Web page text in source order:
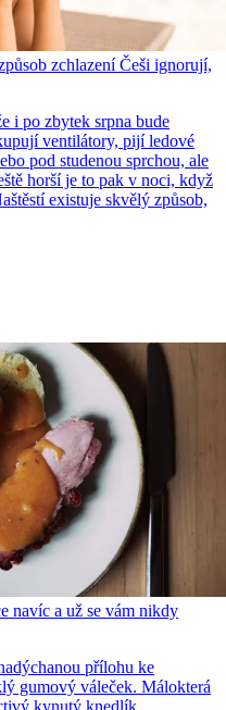
zchlazení Češi ignorují,
i po zbytek srpna bude
ventilátory, pijí ledové
pod studenou sprchou, ale
horší je to pak v noci, když
existuje skvělý způsob,
navíc a už se vám nikdy
přílohu ke
gumový váleček. Málokterá
kynutý knedlík....